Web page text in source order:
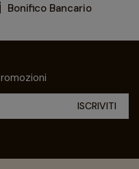
Bonifico Bancario